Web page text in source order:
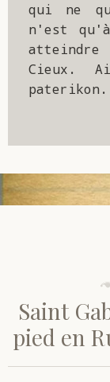
qui ne
n'est
atteindre
Cieux.
Saint
pied en